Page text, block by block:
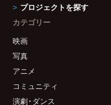
プロジェクトを探す
カテゴリー
映画
写真
アニメ
コミュニティ
演劇・ダンス